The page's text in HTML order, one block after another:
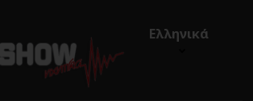
Ελληνικά